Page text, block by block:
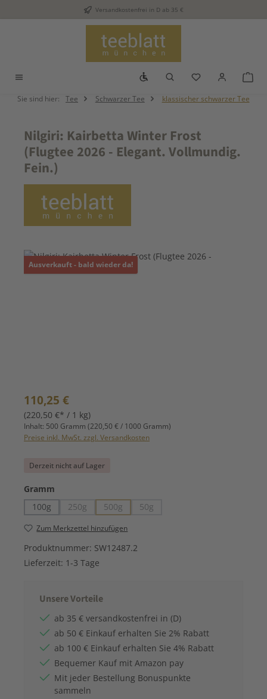
Zum Hauptinhalt springenVersandkostenfrei in D ab 35 €
Werkzeugleiste anzeigen
Du hast 0
Sie sind hier: Tee Schwarzer Tee klassischer schwarzer Tee
Nilgiri: Kairbetta Winter Frost
(Flugtee 2026 - Elegant. Vollmundig.
Fein.)
Bildergalerie überspringen
Ausverkauft - bald wieder da!
Regulärer Preis:
110,25 €
(220,50 €* / 1 kg)
Inhalt: 500 Gramm (220,50 € / 1000 Gramm)
Preise inkl. MwSt. zzgl. Versandkosten
Derzeit nicht auf Lager
Gramm
100g
250g(Diese Option ist zurzeit nicht verfügbar.)
500g(Diese Option ist zurzeit nicht verfügbar.)
50g(Diese Option ist zurzeit nicht
Zum Merkzettel hinzufügen
Produktnummer: SW12487.2
Lieferzeit: 1-3 Tage
Unsere Vorteile
ab 35 € versandkostenfrei in (D)
ab 50 € Einkauf erhalten Sie 2% Rabatt
ab 100 € Einkauf erhalten Sie 4% Rabatt
Bequemer Kauf mit Amazon pay
Mit jeder Bestellung Bonuspunkte
sammeln